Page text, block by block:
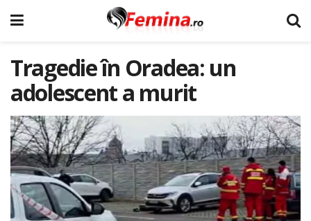
Tragedie în Oradea: un
adolescent a murit